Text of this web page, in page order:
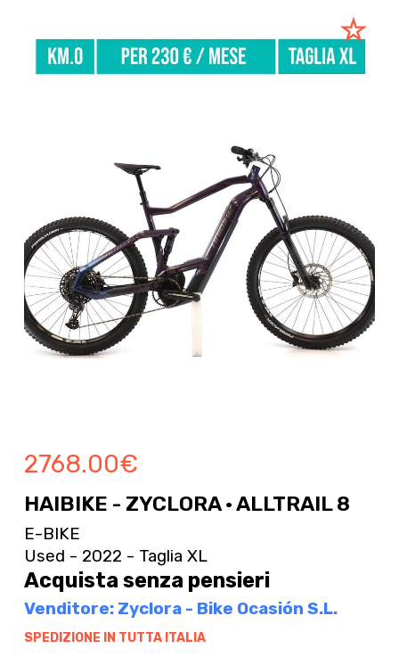
2768.00€
HAIBIKE - ZYCLORA · ALLTRAIL 8
E-BIKE
Used - 2022 - Taglia XL
Acquista senza pensieri
Venditore: Zyclora - Bike Ocasión S.L.
SPEDIZIONE IN TUTTA ITALIA